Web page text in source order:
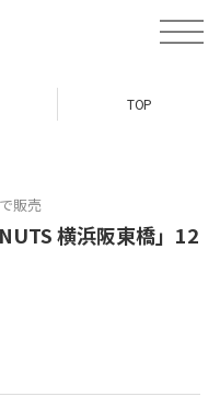
toggle
TOP
販売
横浜阪東橋」12